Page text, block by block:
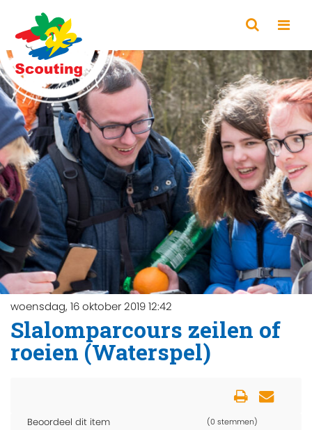
woensdag, 16 oktober 2019 12:42
Slalomparcours zeilen of
roeien (Waterspel)
Beoordeel dit item (0 stemmen)